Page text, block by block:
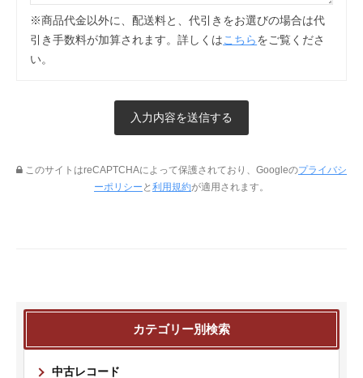
※商品代金以外に、配送料と、代引きをお選びの場合は代
引き手数料が加算されます。詳しくは こちら をご覧くださ
い。
このサイトはreCAPTCHAによって保護されており、Googleのプライバシ
ーポリシー と 利用規約が適用されます。
カテゴリー別検索
中古レコード